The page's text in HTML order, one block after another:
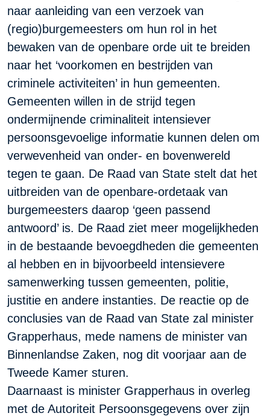
naar aanleiding van een verzoek van
(regio)burgemeesters om hun rol in het
bewaken van de openbare orde uit te breiden
naar het ‘voorkomen en bestrijden van
criminele activiteiten’ in hun gemeenten.
Gemeenten willen in de strijd tegen
ondermijnende criminaliteit intensiever
persoonsgevoelige informatie kunnen delen om
verwevenheid van onder- en bovenwereld
tegen te gaan. De Raad van State stelt dat het
uitbreiden van de openbare-ordetaak van
burgemeesters daarop ‘geen passend
antwoord’ is. De Raad ziet meer mogelijkheden
in de bestaande bevoegdheden die gemeenten
al hebben en in bijvoorbeeld intensievere
samenwerking tussen gemeenten, politie,
justitie en andere instanties. De reactie op de
conclusies van de Raad van State zal minister
Grapperhaus, mede namens de minister van
Binnenlandse Zaken, nog dit voorjaar aan de
Tweede Kamer sturen.
Daarnaast is minister Grapperhaus in overleg
met de Autoriteit Persoonsgegevens over zijn